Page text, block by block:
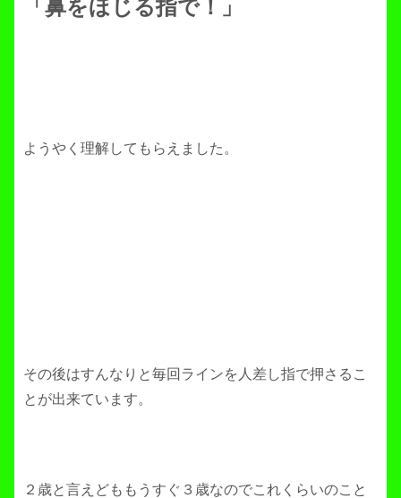
「鼻をほじる指で！」
ようやく理解してもらえました。
その後はすんなりと毎回ラインを人差し指で押さるこ
とが出来ています。
２歳と言えどももうすぐ３歳なのでこれくらいのこと